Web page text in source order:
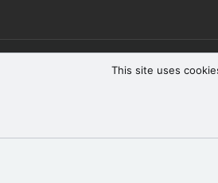
XenForo
This site uses